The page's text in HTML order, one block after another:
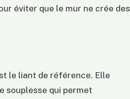
éviter que le mur ne crée des
le liant de référence. Elle
souplesse qui permet